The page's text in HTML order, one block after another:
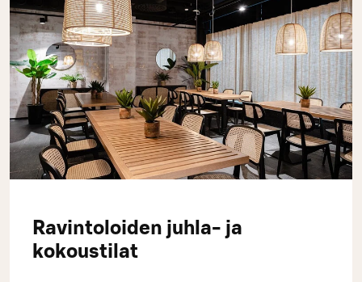
Ravintoloiden juhla- ja
kokoustilat